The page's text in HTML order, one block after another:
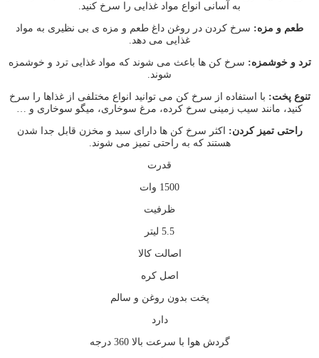
به آسانی انواع مواد غذایی را سرخ کنید.
طعم و مزه: سرخ کردن در روغن داغ طعم و مزه ی بی نظیری به مواد
غذایی می دهد.
ترد و خوشمزه: سرخ کن ها باعث می شوند که مواد غذایی ترد و خوشمزه
شوند.
تنوع پخت: با استفاده از سرخ کن می توانید انواع مختلفی از غذاها را سرخ
کنید، مانند سیب زمینی سرخ کرده، مرغ سوخاری، میگو سوخاری و …
راحتی تمیز کردن: اکثر سرخ کن ها دارای سبد و مخزن قابل جدا شدن
هستند که به راحتی تمیز می شوند.
قدرت
1500 وات
ظرفیت
5.5 لیتر
اصالت کالا
اصل کره
پخت بدون روغن و سالم
دارد
گردش هوا با سرعت بالا 360 درجه